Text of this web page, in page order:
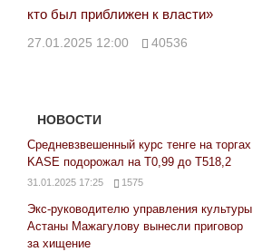
кто был приближен к власти»
27.01.2025 12:00 40536
НОВОСТИ
Средневзвешенный курс тенге на торгах
KASE подорожал на Т0,99 до Т518,2
31.01.2025 17:25 1575
Экс-руководителю управления культуры
Астаны Мажагулову вынесли приговор
за хищение